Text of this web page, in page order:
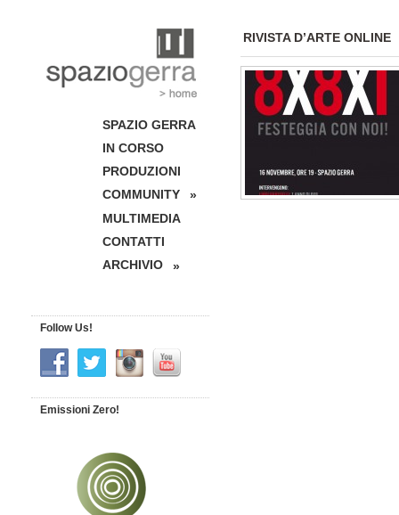
RIVISTA D’ARTE ONLINE
SPAZIO GERRA
IN CORSO
PRODUZIONI
COMMUNITY
»
MULTIMEDIA
CONTATTI
ARCHIVIO
»
Follow Us!
Emissioni Zero!